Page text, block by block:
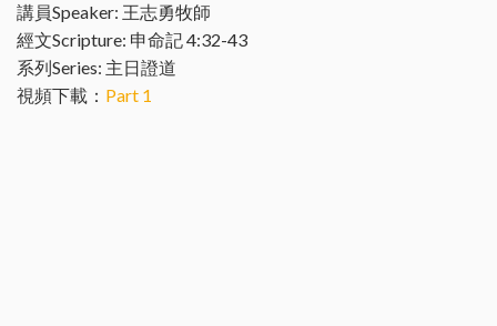
講員Speaker: 王志勇牧師
經文Scripture: 申命記 4:32-43
系列Series: 主日證道
視頻下載： Part 1